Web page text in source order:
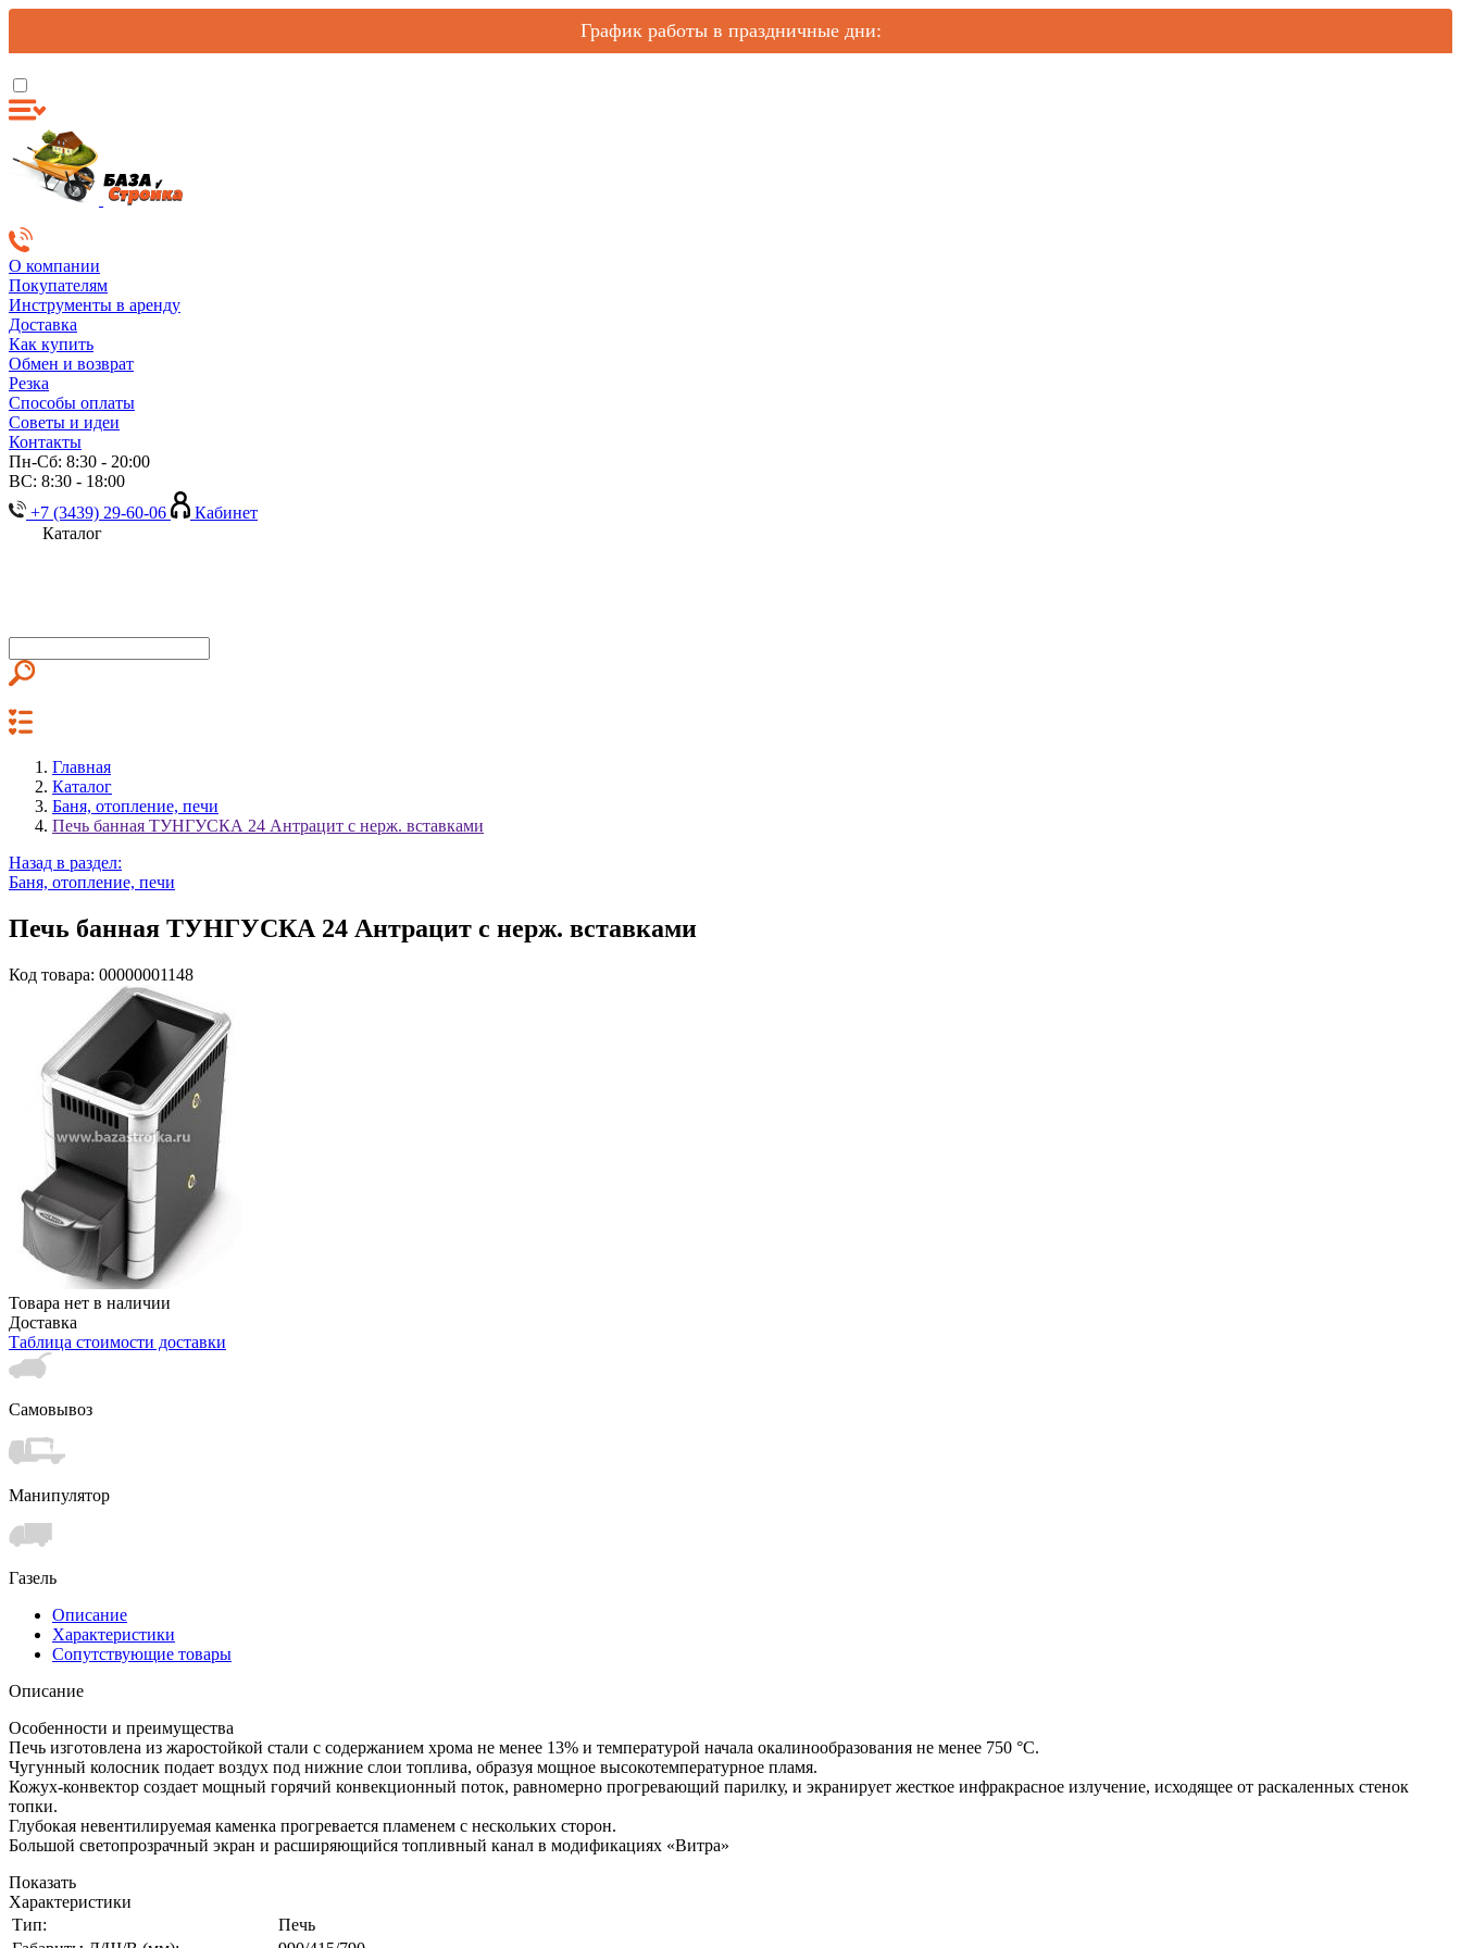
График работы в праздничные дни:
О компании
Покупателям
Инструменты в аренду
Доставка
Как купить
Обмен и возврат
Резка
Способы оплаты
Советы и идеи
Контакты
Пн-Сб: 8:30 - 20:00
ВС: 8:30 - 18:00
+7 (3439) 29-60-06
Кабинет
Каталог
Главная
Каталог
Баня, отопление, печи
Печь банная ТУНГУСКА 24 Антрацит с нерж. вставками
Назад в раздел:
Баня, отопление, печи
Печь банная ТУНГУСКА 24 Антрацит с нерж. вставками
Код товара: 00000001148
Товара нет в наличии
Доставка
Таблица стоимости доставки
Самовывоз
Манипулятор
Газель
Описание
Характеристики
Сопутствующие товары
Описание
Особенности и преимущества
Печь изготовлена из жаростойкой стали с содержанием хрома не менее 13% и температурой начала окалинообразования не менее 750 °C.
Чугунный колосник подает воздух под нижние слои топлива, образуя мощное высокотемпературное пламя.
Кожух-конвектор создает мощный горячий конвекционный поток, равномерно прогревающий парилку, и экранирует жесткое инфракрасное излучение, исходящее от раскаленных стенок
топки.
Глубокая невентилируемая каменка прогревается пламенем с нескольких сторон.
Большой светопрозрачный экран и расширяющийся топливный канал в модификациях «Витра»
Показать
Характеристики
Тип:
Печь